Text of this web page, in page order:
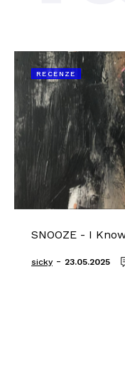
RECENZE
SNOOZE - I
sicky - 23.05.2025